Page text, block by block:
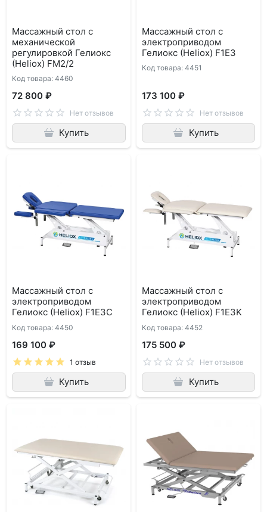
Массажный стол с
механической
регулировкой Гелиокс
(Heliox) FМ2/2
Код товара: 4460
72 800 ₽
Нет отзывов
Купить
Массажный стол с
электроприводом
Гелиокс (Heliox) F1E3
Код товара: 4451
173 100 ₽
Нет отзывов
Купить
Массажный стол с
электроприводом
Гелиокс (Heliox) F1E3C
Код товара: 4450
169 100 ₽
1 отзыв
Купить
Массажный стол с
электроприводом
Гелиокс (Heliox) F1E3K
Код товара: 4452
175 500 ₽
Нет отзывов
Купить